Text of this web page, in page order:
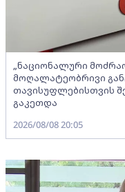
„ნაციონალური
მოღალატეობრივი
თავისუფლებისთვის
გაკეთდა
2026/08/08 20:05